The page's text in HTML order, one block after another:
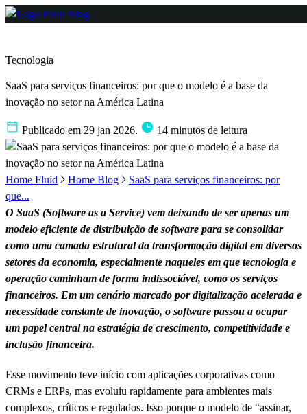
Tecnologia
SaaS para serviços financeiros: por que o modelo é a base da
inovação no setor na América Latina
Publicado em 29 jan 2026. 14 minutos de leitura
Home Fluid Home Blog
SaaS para serviços financeiros: por
que...
O SaaS (Software as a Service) vem deixando de ser apenas um
modelo eficiente de distribuição de software para se consolidar
como uma camada estrutural da transformação digital em diversos
setores da economia, especialmente naqueles em que tecnologia e
operação caminham de forma indissociável, como os serviços
financeiros. Em um cenário marcado por digitalização acelerada e
necessidade constante de inovação, o software passou a ocupar
um papel central na estratégia de crescimento, competitividade e
inclusão financeira.
Esse movimento teve início com aplicações corporativas como
CRMs e ERPs, mas evoluiu rapidamente para ambientes mais
complexos, críticos e regulados. Isso porque o modelo de “assinar,